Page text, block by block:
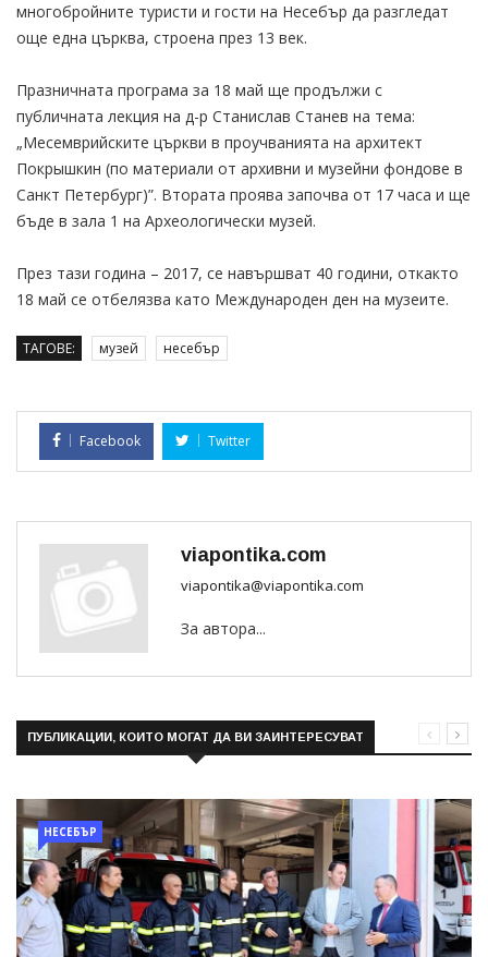
многобройните туристи и гости на Несебър да разгледат
още една църква, строена през 13 век.
Празничната програма за 18 май ще продължи с
публичната лекция на д-р Станислав Станев на тема:
„Месемврийските църкви в проучванията на архитект
Покрышкин (по материали от архивни и музейни фондове в
Санкт Петербург)”. Втората проява започва от 17 часа и ще
бъде в зала 1 на Археологически музей.
През тази година – 2017, се навършват 40 години, откакто
18 май се отбелязва като Международен ден на музеите.
ТАГОВЕ: музей несебър
Facebook Twitter
viapontika.com
viapontika@viapontika.com
За автора...
ПУБЛИКАЦИИ, КОИТО МОГАТ ДА ВИ ЗАИНТЕРЕСУВАТ
НЕСЕБЪР